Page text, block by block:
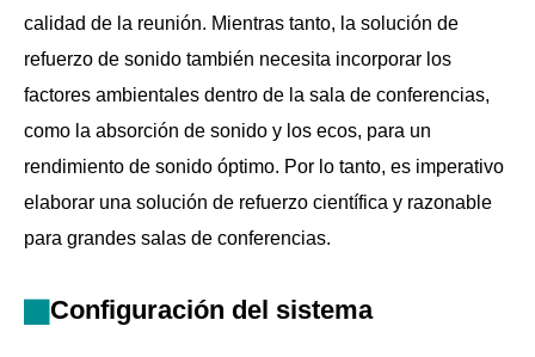
calidad de la reunión. Mientras tanto, la solución de
refuerzo de sonido también necesita incorporar los
factores ambientales dentro de la sala de conferencias,
como la absorción de sonido y los ecos, para un
rendimiento de sonido óptimo. Por lo tanto, es imperativo
elaborar una solución de refuerzo científica y razonable
para grandes salas de conferencias.
Configuración del sistema